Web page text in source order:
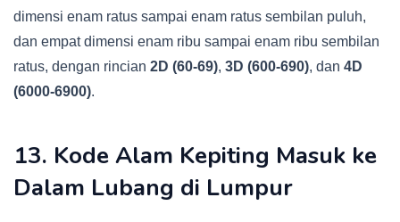
dimensi enam ratus sampai enam ratus sembilan puluh,
dan empat dimensi enam ribu sampai enam ribu sembilan
ratus, dengan rincian 2D (60-69), 3D (600-690), dan 4D
(6000-6900).
13. Kode Alam Kepiting Masuk ke
Dalam Lubang di Lumpur